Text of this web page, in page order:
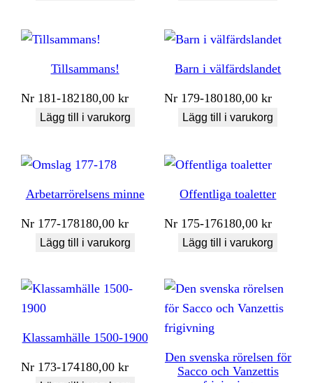
Tillsammans!
Nr 181-182180,00kr
Lägg till i varukorg
Barn i välfärdslandet
Nr 179-180180,00kr
Lägg till i varukorg
Arbetarrörelsens minne
Nr 177-178180,00kr
Lägg till i varukorg
Offentliga toaletter
Nr 175-176180,00kr
Lägg till i varukorg
Klassamhälle 1500-1900
Nr 173-174180,00kr
Den svenska rörelsen för
Sacco och Vanzettis